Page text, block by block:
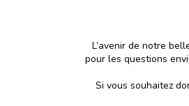
L’avenir de notre
pour les questions
Si vous souhaitez